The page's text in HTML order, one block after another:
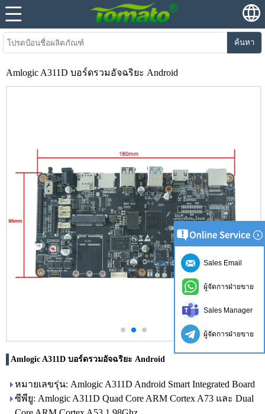
ค้นหา
Amlogic A311D บอร์ดรวมอัจฉริยะ Android
Amlogic A311D บอร์ดรวมอัจฉริยะ Android
หมายเลขรุ่น: Amlogic A311D Android Smart Integrated Board
ซีพียู: Amlogic A311D Quad Core ARM Cortex A73 และ Dual
Sales Email
ผู้จัดการฝ่ายขาย
Sales Manager
ผู้จัดการฝ่ายขาย